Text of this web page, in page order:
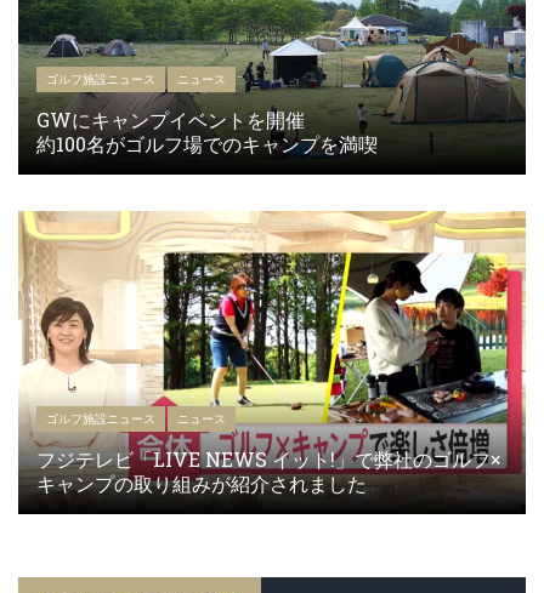
ゴルフ施設ニュース ニュース
GWにキャンプイベントを開催
約100名がゴルフ場でのキャンプを満喫
ゴルフ施設ニュース ニュース
フジテレビ「LIVE NEWS イット!」で弊社のゴルフ×
キャンプの取り組みが紹介されました